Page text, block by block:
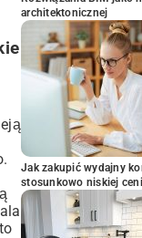
architektonicznej
Jak zakupić wydajny
stosunkowo niskiej